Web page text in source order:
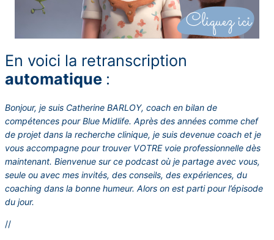
En voici la retranscription
automatique :
Bonjour, je suis Catherine BARLOY, coach en bilan de
compétences pour Blue Midlife. Après des années comme chef
de projet dans la recherche clinique, je suis devenue coach et je
vous accompagne pour trouver VOTRE voie professionnelle dès
maintenant. Bienvenue sur ce podcast où je partage avec vous,
seule ou avec mes invités, des conseils, des expériences, du
coaching dans la bonne humeur. Alors on est parti pour l’épisode
du jour.
//